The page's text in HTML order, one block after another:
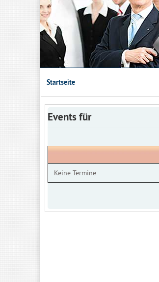
Startseite
Events für
Keine Termine